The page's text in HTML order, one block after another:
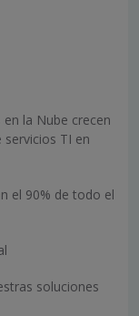
en la Nube crecen
TI en
el 90% de todo el
soluciones